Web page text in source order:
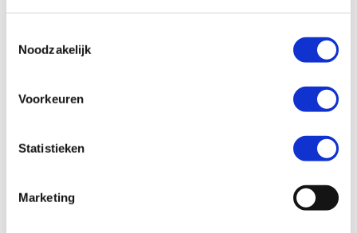
Noodzakelijk
Voorkeuren
Statistieken
Marketing